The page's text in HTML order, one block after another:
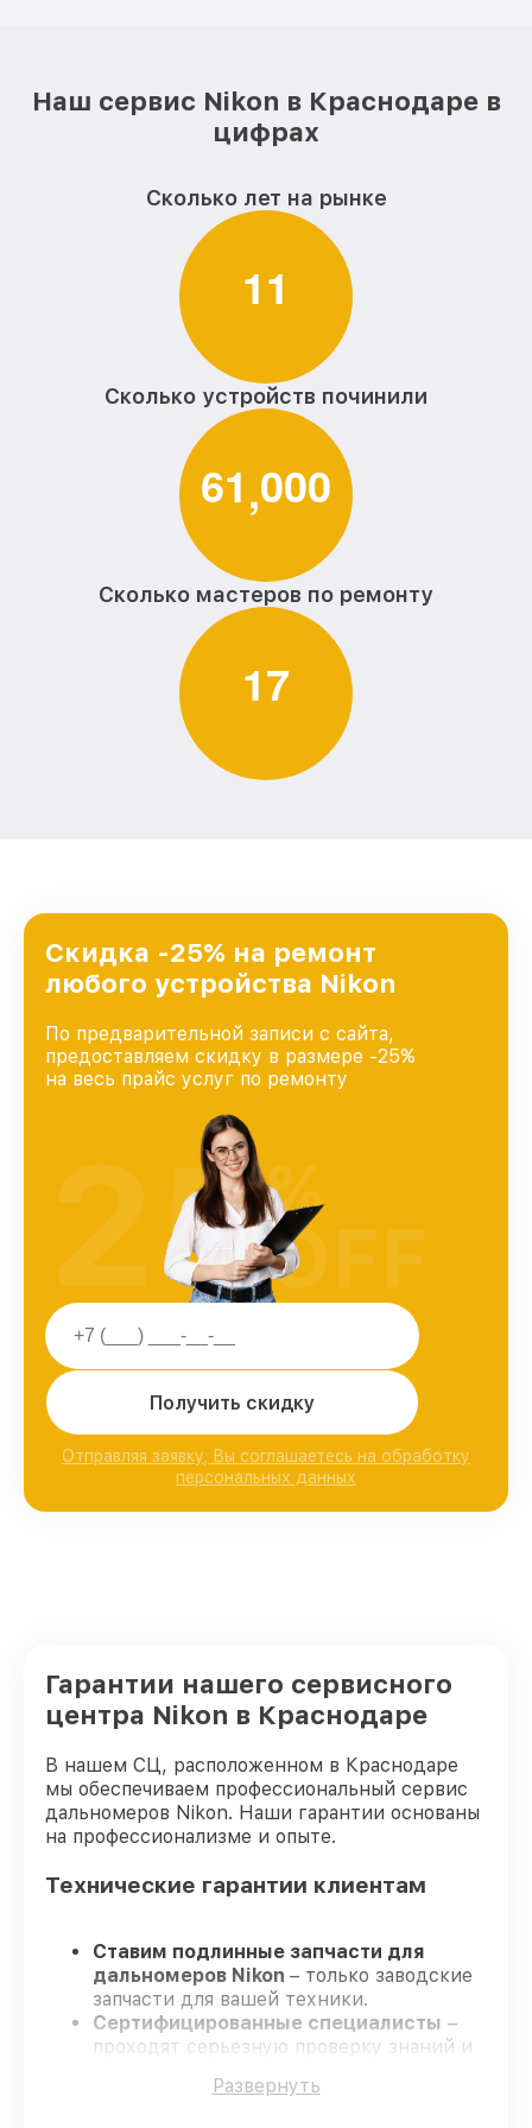
Наш сервис Nikon в Краснодаре в
цифрах
Сколько лет на рынке
11
Сколько устройств починили
61,000
Сколько мастеров по ремонту
17
Скидка -25% на ремонт
любого устройства Nikon
По предварительной записи с сайта,
предоставляем скидку в размере -25%
на весь прайс услуг по ремонту
Получить скидку
Отправляя заявку, Вы соглашаетесь на обработку
персональных данных
25%
OFF
Гарантии нашего сервисного
центра Nikon в Краснодаре
В нашем СЦ, расположенном в Краснодаре
мы обеспечиваем профессиональный сервис
дальномеров Nikon. Наши гарантии основаны
на профессионализме и опыте.
Технические гарантии клиентам
Ставим подлинные запчасти для
дальномеров Nikon – только заводские
запчасти для вашей техники.
Сертифицированные специалисты –
проходят серьезную проверку знаний и
уровень сервиса.Развернуть